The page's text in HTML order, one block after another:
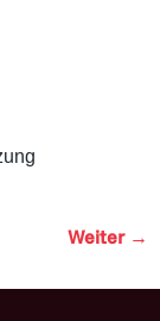
Weiter →